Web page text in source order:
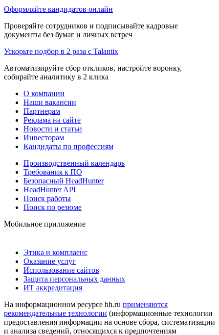
Оформляйте кандидатов онлайн
Проверяйте сотрудников и подписывайте кадровые
документы без бумаг и личных встреч
Ускорьте подбор в 2 раза с Talantix
Автоматизируйте сбор откликов, настройте воронку,
собирайте аналитику в 2 клика
О компании
Наши вакансии
Партнерам
Реклама на сайте
Новости и статьи
Инвесторам
Кандидаты по профессиям
Производственный календарь
Требования к ПО
Безопасный HeadHunter
HeadHunter API
Поиск работы
Поиск по резюме
Мобильное приложение
Этика и комплаенс
Оказание услуг
Использование сайтов
Защита персональных данных
ИТ аккредитация
На информационном ресурсе hh.ru применяются
рекомендательные технологии (информационные технологии
предоставления информации на основе сбора, систематизации
и анализа сведений, относящихся к предпочтениям